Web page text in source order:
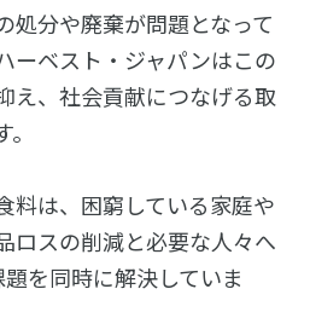
処分や廃棄が問題となって
ーベスト・ジャパンはこの
え、社会貢献につなげる取
料は、困窮している家庭や
ロスの削減と必要な人々へ
を同時に解決していま